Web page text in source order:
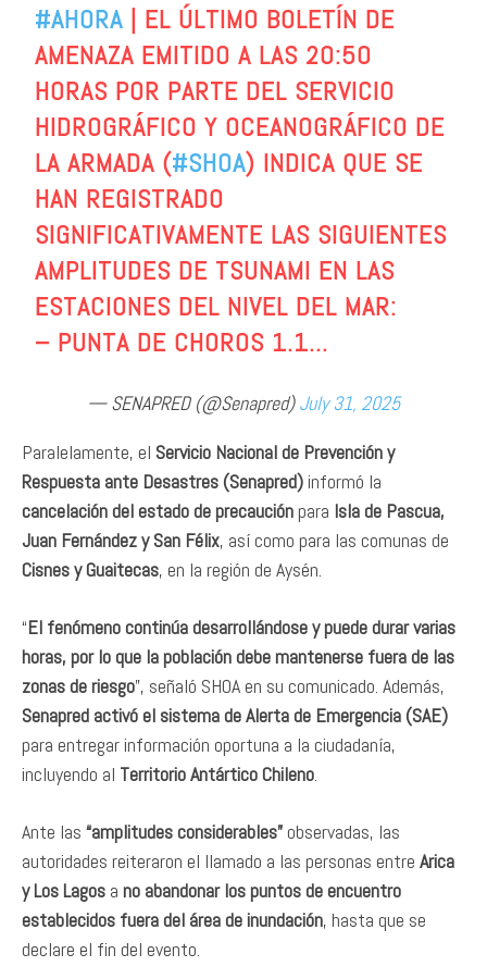
#AHORA | EL ÚLTIMO BOLETÍN DE
AMENAZA EMITIDO A LAS 20:50
HORAS POR PARTE DEL SERVICIO
HIDROGRÁFICO Y OCEANOGRÁFICO DE
LA ARMADA (#SHOA) INDICA QUE SE
HAN REGISTRADO
SIGNIFICATIVAMENTE LAS SIGUIENTES
AMPLITUDES DE TSUNAMI EN LAS
ESTACIONES DEL NIVEL DEL MAR:
– PUNTA DE CHOROS 1.1…
— SENAPRED (@Senapred)July 31, 2025
Paralelamente, el Servicio Nacional de Prevención y
Respuesta ante Desastres (Senapred)informó la
cancelación del estado de precauciónpara Isla de Pascua,
Juan Fernández y San Félix, así como para las comunas de
Cisnes y Guaitecas, en la región de Aysén.
“El fenómeno continúa desarrollándose y puede durar varias
horas, por lo que la población debe mantenerse fuera de las
zonas de riesgo”, señaló SHOA en su comunicado. Además,
Senapred activó el sistema de Alerta de Emergencia (SAE)
para entregar información oportuna a la ciudadanía,
incluyendo al Territorio Antártico Chileno.
Ante las “amplitudes considerables”observadas, las
autoridades reiteraron el llamado a las personas entre Arica
y Los Lagos a no abandonar los puntos de encuentro
establecidos fuera del área de inundación, hasta que se
declare el fin del evento.